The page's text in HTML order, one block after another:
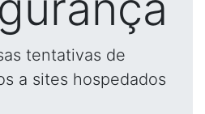
tentativas de
a sites hospedados